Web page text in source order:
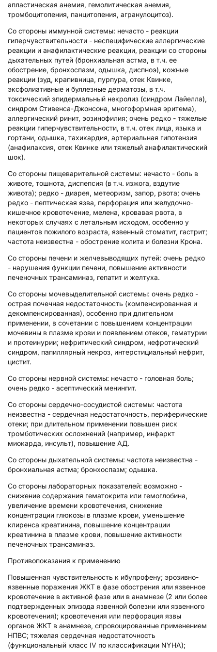
апластическая анемия, гемолитическая анемия,
тромбоцитопения, панцитопения, агранулоцитоз).
Со стороны иммунной системы: нечасто - реакции
гиперчувствительности - неспецифические аллергические
реакции и анафилактические реакции, реакции со стороны
дыхательных путей (бронхиальная астма, в т.ч. ее
обострение, бронхоспазм, одышка, диспноэ), кожные
реакции (зуд, крапивница, пурпура, отек Квинке,
эксфолиативные и буллезные дерматозы, в т.ч.
токсический эпидермальный некролиз (синдром Лайелла),
синдром Стивенса-Джонсона, многоформная эритема),
аллергический ринит, эозинофилия; очень редко - тяжелые
реакции гиперчувствительности, в т.ч. отек лица, языка и
гортани, одышка, тахикардия, артериальная гипотензия
(анафилаксия, отек Квинке или тяжелый анафилактический
шок).
Со стороны пищеварительной системы: нечасто - боль в
животе, тошнота, диспепсия (в т.ч. изжога, вздутие
живота); редко - диарея, метеоризм, запор, рвота; очень
редко - пептическая язва, перфорация или желудочно-
кишечное кровотечение, мелена, кровавая рвота, в
некоторых случаях с летальным исходом, особенно у
пациентов пожилого возраста, язвенный стоматит, гастрит;
частота неизвестна - обострение колита и болезни Крона.
Со стороны печени и желчевыводящих путей: очень редко
- нарушения функции печени, повышение активности
печеночных трансаминаз, гепатит и желтуха.
Со стороны мочевыделительной системы: очень редко -
острая почечная недостаточность (компенсированная и
декомпенсированная), особенно при длительном
применении, в сочетании с повышением концентрации
мочевины в плазме крови и появлением отеков, гематурии
и протеинурии; нефритический синдром, нефротический
синдром, папиллярный некроз, интерстициальный нефрит,
цистит.
Со стороны нервной системы: нечасто - головная боль;
очень редко - асептический менингит.
Со стороны сердечно-сосудистой системы: частота
неизвестна - сердечная недостаточность, периферические
отеки; при длительном применении повышен риск
тромботических осложнений (например, инфаркт
миокарда, инсульт), повышение АД.
Со стороны дыхательной системы: частота неизвестна -
бронхиальная астма; бронхоспазм; одышка.
Со стороны лабораторных показателей: возможно -
снижение содержания гематокрита или гемоглобина,
увеличение времени кровотечения, снижение
концентрации глюкозы в плазме крови, уменьшение
клиренса креатинина, повышение концентрации
креатинина в плазме крови, повышение активности
печеночных трансаминаз.
Противопоказания к применению
Повышенная чувствительность к ибупрофену; эрозивно-
язвенные поражения ЖКТ в фазе обострения или язвенное
кровотечение в активной фазе или в анамнезе (2 или более
подтвержденных эпизода язвенной болезни или язвенного
кровотечения); кровотечения или перфорация язвы
органов ЖКТ в анамнезе, спровоцированные применением
НПВС; тяжелая сердечная недостаточность
(функциональный класс IV по классификации NYHA);